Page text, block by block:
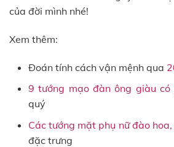
của đời mình nhé!
Xem thêm:
Đoán tính cách vận mệnh qua
9 tướng mạo đàn ông giàu có
quý
Các tướng mặt phụ nữ đào
đặc trưng